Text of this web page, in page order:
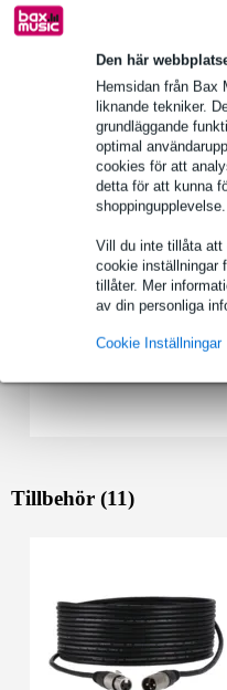
Den här
Hemsidan från Bax
liknande tekniker.
grundläggande
optimal
cookies för att
detta för att kunna
shoppingupplevelse.
Vill du inte tillåta att
cookie inställningar
tillåter. Mer
av din personliga
Cookie Inställningar
Fullständiga specifikationer
Se även (2)
Tillbehör (11)